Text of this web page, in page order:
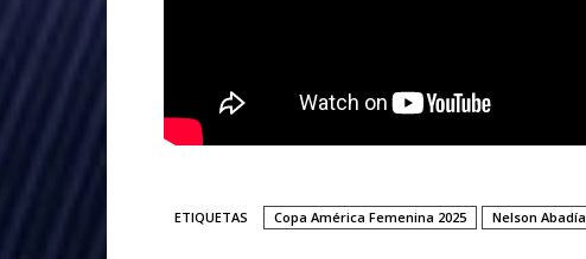
ETIQUETAS Copa América Femenina 2025 Nelson Abadía